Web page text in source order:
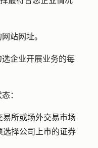
网站网址。
选企业开展业务的每
态：
易所或场外交易市场
选择公司
上市的证券